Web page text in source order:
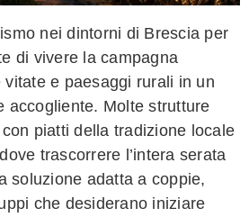
nei dintorni di Brescia per
di vivere la campagna
e paesaggi rurali in un
accogliente. Molte strutture
piatti della tradizione locale
trascorrere l’intera serata
soluzione adatta a coppie,
che desiderano iniziare